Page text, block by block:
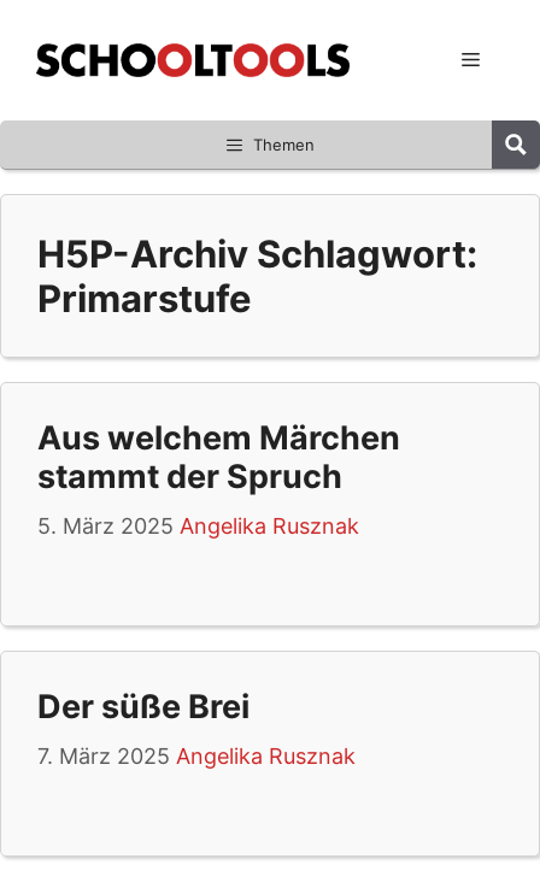
Inhalt
springen
Menü
Themen
H5P-Archiv Schlagwort:
Primarstufe
Aus welchem Märchen
stammt der Spruch
5. März 2025 Angelika Rusznak
Der süße Brei
7. März 2025 Angelika Rusznak